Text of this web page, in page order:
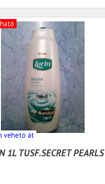
vehető át
1L TUSF.SECRET PEARLS